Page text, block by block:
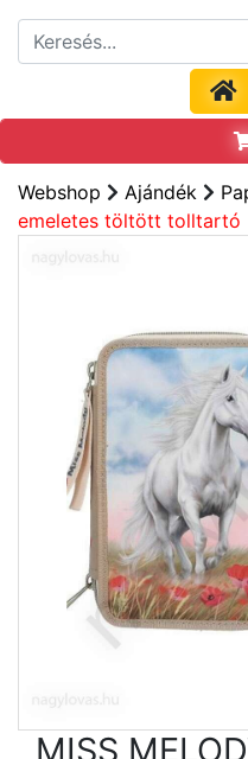
Webshop Ajándék
emeletes töltött tolltartó
MISS